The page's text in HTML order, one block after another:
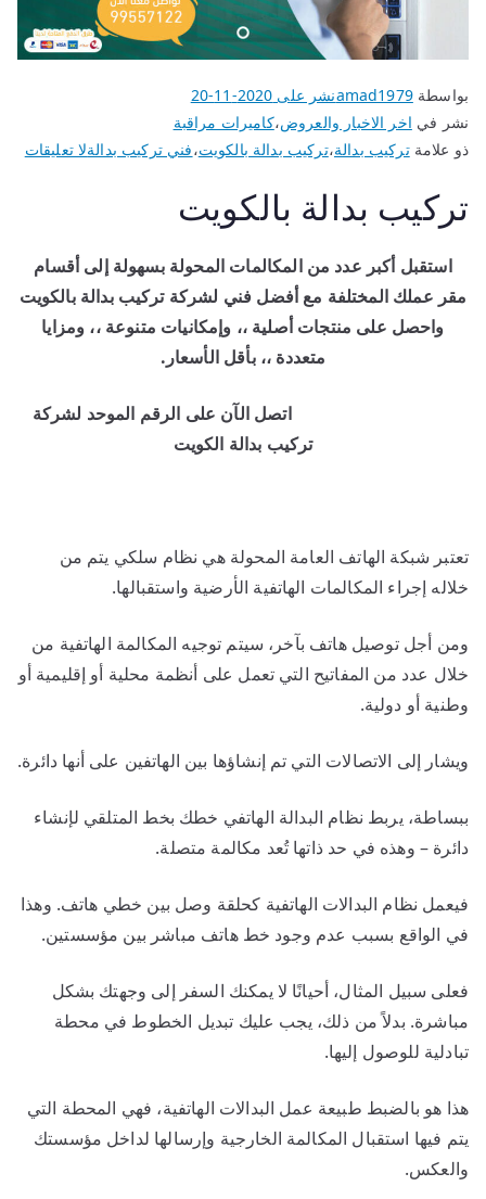
بواسطةamad1979نشر على 2020-11-20
نشر في اخر الاخبار والعروض،كاميرات مراقبة
ذو علامةتركيب بدالة،تركيب بدالة بالكويت،فني تركيب بدالةلا تعليقات
تركيب بدالة بالكويت
استقبل أكبر عدد من المكالمات المحولة بسهولة إلى أقسام
مقر عملك المختلفة مع أفضل فني لشركة تركيب بدالة بالكويت
واحصل على منتجات أصلية ،، وإمكانيات متنوعة ،، ومزايا
متعددة ،، بأقل الأسعار.
اتصل الآن على الرقم الموحد لشركة
تركيب بدالة الكويت
تعتبر شبكة الهاتف العامة المحولة هي نظام سلكي يتم من
خلاله إجراء المكالمات الهاتفية الأرضية واستقبالها.
ومن أجل توصيل هاتف بآخر، سيتم توجيه المكالمة الهاتفية من
خلال عدد من المفاتيح التي تعمل على أنظمة محلية أو إقليمية أو
وطنية أو دولية.
ويشار إلى الاتصالات التي تم إنشاؤها بين الهاتفين على أنها دائرة.
ببساطة، يربط نظام البدالة الهاتفي خطك بخط المتلقي لإنشاء
دائرة – وهذه في حد ذاتها تُعد مكالمة متصلة.
فيعمل نظام البدالات الهاتفية كحلقة وصل بين خطي هاتف. وهذا
في الواقع بسبب عدم وجود خط هاتف مباشر بين مؤسستين.
فعلى سبيل المثال، أحيانًا لا يمكنك السفر إلى وجهتك بشكل
مباشرة. بدلاً من ذلك، يجب عليك تبديل الخطوط في محطة
تبادلية للوصول إليها.
هذا هو بالضبط طبيعة عمل البدالات الهاتفية، فهي المحطة التي
يتم فيها استقبال المكالمة الخارجية وإرسالها لداخل مؤسستك
والعكس.